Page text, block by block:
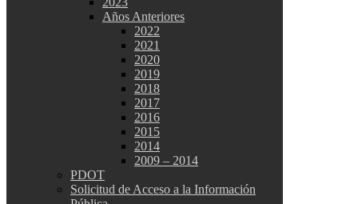
Años Anteriores
2022
2021
2020
2019
2018
2017
2016
2015
2014
2009 – 2014
PDOT
Solicitud de Acceso a la Información